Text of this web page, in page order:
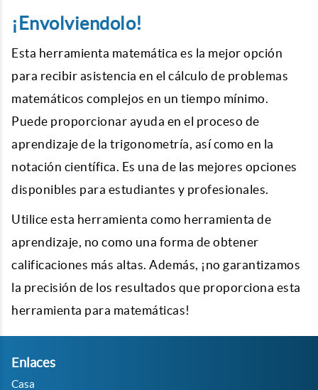
¡Envolviendolo!
Esta herramienta matemática es la mejor opción
para recibir asistencia en el cálculo de problemas
matemáticos complejos en un tiempo mínimo.
Puede proporcionar ayuda en el proceso de
aprendizaje de la trigonometría, así como en la
notación científica. Es una de las mejores opciones
disponibles para estudiantes y profesionales.
Utilice esta herramienta como herramienta de
aprendizaje, no como una forma de obtener
calificaciones más altas. Además, ¡no garantizamos
la precisión de los resultados que proporciona esta
herramienta para matemáticas!
Enlaces
Casa